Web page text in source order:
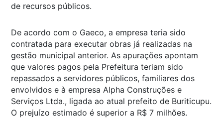
de recursos públicos.
De acordo com o Gaeco, a empresa teria sido
contratada para executar obras já realizadas na
gestão municipal anterior. As apurações apontam
que valores pagos pela Prefeitura teriam sido
repassados a servidores públicos, familiares dos
envolvidos e à empresa Alpha Construções e
Serviços Ltda., ligada ao atual prefeito de Buriticupu.
O prejuízo estimado é superior a R$ 7 milhões.